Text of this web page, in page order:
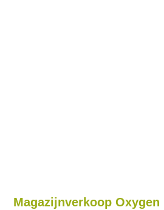
Magazijnverkoop